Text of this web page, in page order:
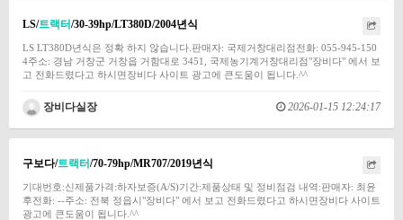
LS/트랙터/30-39hp/LT380D/2004년식
LS LT380D년식은 정확 하지 않습니다.판매자: 국제거창대리점전화: 055-945-150
4주소: 경남 거창군 거창읍 거함대로 3451, 국제농기계거창대리점"장비다" 에서 보
고 전화드렸다고 하시면장비다 사이트 광고에 큰도움이 됩니다.^^
장비다실장 2026-01-15 12:24:17
구보다/트랙터/70-79hp/MR707/2019년식
기대번호:신제품가격:하자보증(A/S)기간:제품상태 및 정비점검 내역:판매자: 최윤
후전화: --주소: 전북 정읍시"장비다" 에서 보고 전화드렸다고 하시면장비다 사이트
광고에 큰도움이 됩니다.^^